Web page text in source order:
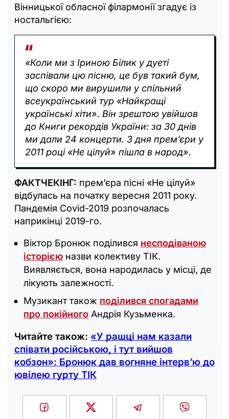
Вінницької обласної філармонії згадує із
ностальгією:
«Коли ми з Іриною Білик у дуеті
заспівали цю пісню, це був такий бум,
що скоро ми вирушили у спільний
всеукраїнський тур «Найкращі
українські хіти». Він зрештою увійшов
до Книги рекордів України: за 30 днів
ми дали 24 концерти. З дня прем’єри у
2011 році «Не цілуй» пішла в народ».
ФАКТЧЕКІНГ: прем’єра пісні «Не цілуй»
відбулась на початку вересня 2011 року.
Пандемія Covid-2019 розпочалась
наприкінці 2019-го.
Віктор Бронюк поділився несподіваною
історією назви колективу ТІК.
Виявляється, вона народилась у місці, де
лікують залежності.
Музикант також поділився спогадами
про покійного Андрія Кузьменка.
Читайте також: «У рашці нам казали
співати російською, і тут вийшов
кобзон»: Бронюк дав вогняне інтерв’ю до
ювілею гурту ТІК